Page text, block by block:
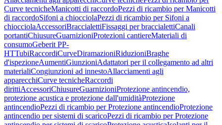
Curve tecnicheManicotti di raccordoPezzi di ricambio per Manicotti
di raccordoSifoni a chiocciolaPezzi di ricambio per Sifoni a
chiocciolaAccessoriBraccialettiFissaggi per braccialettiCanali
portantiChiusureGuarnizioniProtezioni cantiereMateriali di
consumoGeberit PP-
HTTubiRaccordiCurveDiramazioniRiduzioniBraghe
d'ispezioneAumentiGiunzioniAdattatori per il collegamento ad altri
materialiCongiunzioni ad innestoAllacciamenti agli
apparecchiCurve tecnicheRaccordi
dirittiAccessoriChiusureGuarnizioniProtezione antincendio,
protezione acustica e protezione dall'umiditàProtezione
antincendioPezzi di ricambio per Protezione antincendioProtezione
antincendio per sistemi di scaricoPezzi di ricambio per Protezione